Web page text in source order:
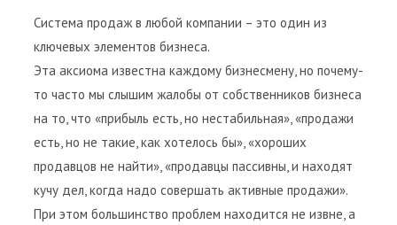
Система продаж в любой компании – это один из
ключевых элементов бизнеса.
Эта аксиома известна каждому бизнесмену, но почему-
то часто мы слышим жалобы от собственников бизнеса
на то, что «прибыль есть, но нестабильная», «продажи
есть, но не такие, как хотелось бы», «хороших
продавцов не найти», «продавцы пассивны, и находят
кучу дел, когда надо совершать активные продажи».
При этом большинство проблем находится не извне, а